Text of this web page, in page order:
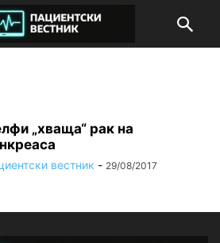
„хваща“ рак на
вестник - 29/08/2017